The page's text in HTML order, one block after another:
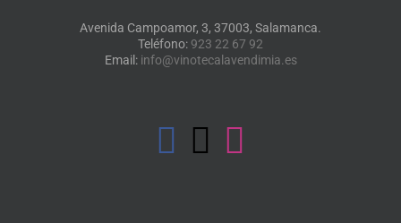
Avenida Campoamor, 3, 37003, Salamanca.
Teléfono: 923 22 67 92
Email: info@vinotecalavendimia.es